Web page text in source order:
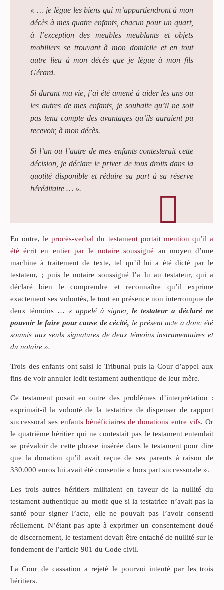
« … je lègue les biens qui m’appartiendront à mon
décès à mes quatre enfants, chacun pour un quart,
à l’exception des meubles meublants et objets
mobiliers se trouvant à mon domicile et en tout
autre lieu à mon décès que je lègue à mon fils
Gérard.
Si durant ma vie, j’ai été amené à aider les uns ou
les autres de mes enfants, je souhaite qu’il ne soit
pas tenu compte des avantages qu’ils auraient pu
recevoir, à mon décès.
Si l’un ou l’autre de mes enfants contesterait cette
décision, je déclare le priver de tous droits dans la
quotité disponible et réduire sa part à sa réserve
héréditaire … ».
En outre,le procès-verbal du testament portait mention qu’il a
été écrit en entier par le notaire soussigné au moyen d’une
machine à traitement de texte, tel qu’il lui a été dicté par le
testateur, ; puis le notaire soussigné l’a lu au testateur, qui a
déclaré bien le comprendre et reconnaître qu’il exprime
exactement ses volontés, le tout en présence non interrompue de
deux témoins … « appelé à signer, le testateur a déclaré ne
pouvoir le faire pour cause de cécité, le présent acte a donc été
soumis aux seuls signatures de deux témoins instrumentaires et
du notaire ».
Trois des enfants ont saisi le Tribunal puis la Cour d’appel aux
fins de voir annuler ledit testament authentique de leur mère.
Ce testament posait en outre des problèmes d’interprétation :
exprimait-il la volonté de la testatrice de dispenser de rapport
successoral ses enfants bénéficiaires de donations entre vifs. Or
le quatrième héritier qui ne contestait pas le testament entendait
se prévaloir de cette phrase insérée dans le testament pour dire
que la donation qu’il avait reçue de ses parents à raison de
330.000 euros lui avait été consentie « hors part successorale ».
Les trois autres héritiers militaient en faveur de la nullité du
testament authentique au motif que si la testatrice n’avait pas la
santé pour signer l’acte, elle ne pouvait pas l’avoir consenti
réellement. N’étant pas apte à exprimer un consentement doué
de discernement, le testament devait être entaché de nullité sur le
fondement de l’article 901 du Code civil.
La Cour de cassation a rejeté le pourvoi intenté par les trois
héritiers.